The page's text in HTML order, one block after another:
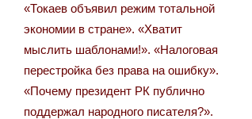
«Токаев объявил режим тотальной
экономии в стране». «Хватит
мыслить шаблонами!». «Налоговая
перестройка без права на ошибку».
«Почему президент РК публично
поддержал народного писателя?».